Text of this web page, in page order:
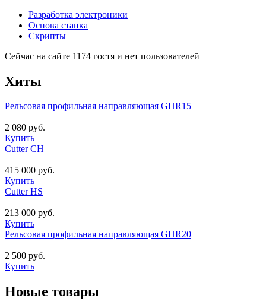
Разработка электроники
Основа станка
Скрипты
Сейчас на сайте 1174 гостя и нет пользователей
Хиты
Рельсовая профильная направляющая GHR15
2 080 руб.
Купить
Cutter CH
415 000 руб.
Купить
Cutter HS
213 000 руб.
Купить
Рельсовая профильная направляющая GHR20
2 500 руб.
Купить
Новые товары